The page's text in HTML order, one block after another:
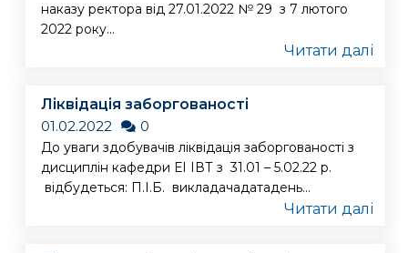
наказу ректора від 27.01.2022 № 29 з 7 лютого
2022 року...
Читати далі
Ліквідація заборгованості
01.02.2022
0
До уваги здобувачів ліквідація заборгованості з
дисциплін кафедри ЕІ ІВТ з 31.01 – 5.02.22 р.
відбудеться: П.І.Б. викладачадатадень...
Читати далі